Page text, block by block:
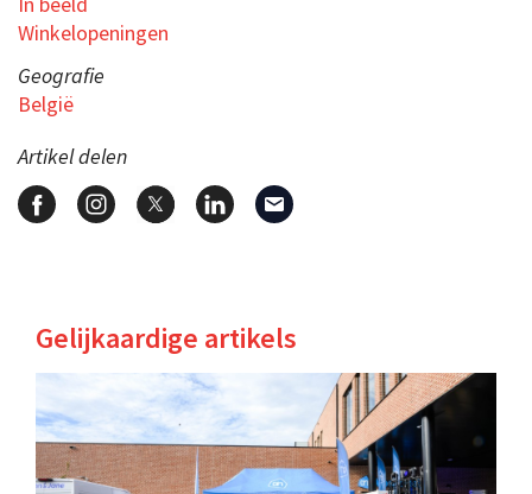
Winkelopeningen
Geografie
België
Artikel delen
Gelijkaardige artikels